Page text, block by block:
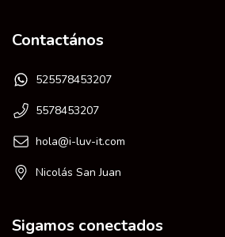
Contactános
525578453207
5578453207
hola@i-luv-it.com
Nicolás San Juan
Sigamos conectados